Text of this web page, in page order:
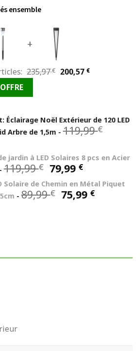
ensemble
+
235,97€
Le
235,97 €.
200,57 €Le
200,57 €.
Éclairage Noël Extérieur de 120 LED
Arbre de 1,5m -119,99€
était :
:
€.
jardin à LED Solaires 8 pcs en Acier
-119,99€ Le
prix
initial
était :
79,99 €Le
prix
actuel
est :
Solaire de Chemin en Métal Piquet
-89,99€ Le
prix
75,99 €Le